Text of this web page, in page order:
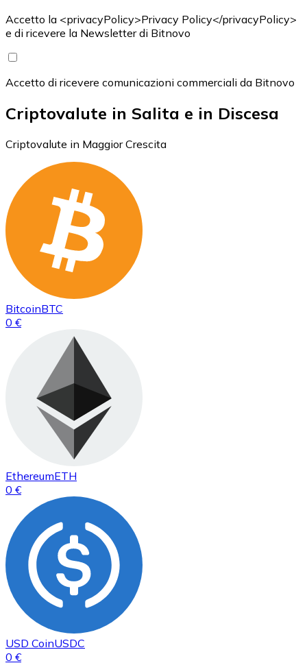
Accetto la <privacyPolicy>Privacy Policy</privacyPolicy>
e di ricevere la Newsletter di Bitnovo
Accetto di ricevere comunicazioni commerciali da Bitnovo
Criptovalute in Salita e in Discesa
Criptovalute in Maggior Crescita
BitcoinBTC
0 €
EthereumETH
0 €
USD CoinUSDC
0 €